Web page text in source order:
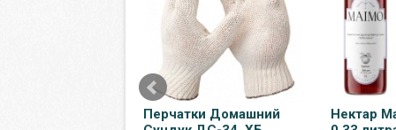
Перчатки Домашний
Нектар